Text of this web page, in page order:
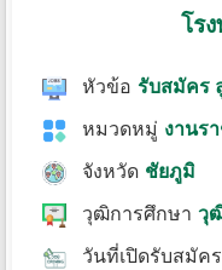
โร
หัวข้อ รับสมัคร
หมวดหมู่ งานร
จังหวัด ชัยภูมิ
วุฒิการศึกษา วุ
วันที่เปิดรับสมัคร